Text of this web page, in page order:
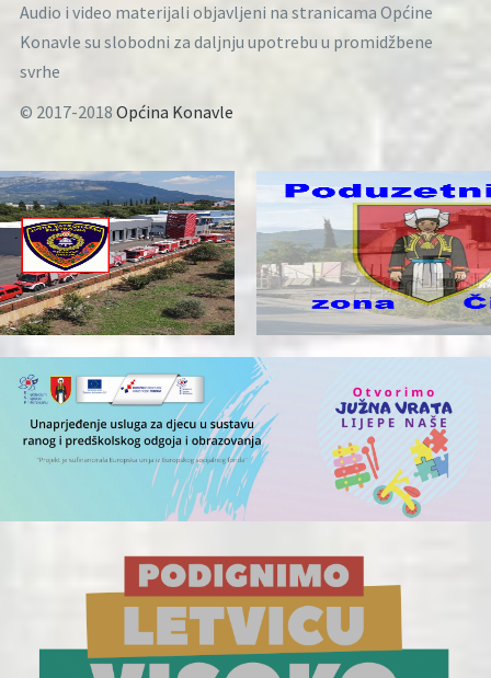
Audio i video materijali objavljeni na stranicama Općine
Konavle su slobodni za daljnju upotrebu u promidžbene
svrhe
© 2017-2018 Općina Konavle